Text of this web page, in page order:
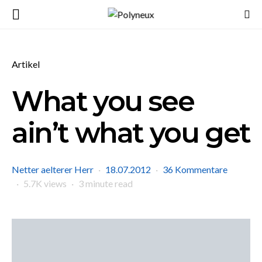
Artikel
What you see
ain’t what you get
Netter aelterer Herr 18.07.2012
36 Kommentare
5.7K views
3 minute read